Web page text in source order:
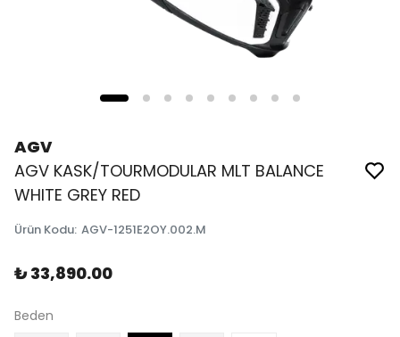
AGV
AGV KASK/TOURMODULAR MLT BALANCE
WHITE GREY RED
Ürün Kodu: AGV-1251E2OY.002.M
₺ 33,890.00
Beden